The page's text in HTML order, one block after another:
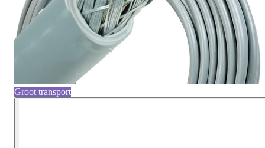
Groot transport